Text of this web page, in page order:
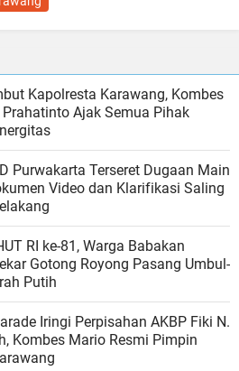
Kapolresta Karawang, Kombes
Ajak Semua Pihak
Purwakarta Terseret Dugaan Main
Video dan Klarifikasi Saling
RI ke-81, Warga Babakan
Gotong Royong Pasang Umbul-
Putih
Iringi Perpisahan AKBP Fiki N.
Kombes Mario Resmi Pimpin